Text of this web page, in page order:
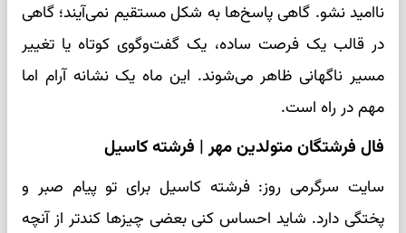
ناامید نشو. گاهی پاسخ‌ها به شکل مستقیم نمی‌آیند؛ گاهی
در قالب یک فرصت ساده، یک گفت‌وگوی کوتاه یا تغییر
مسیر ناگهانی ظاهر می‌شوند. این ماه یک نشانه آرام اما
مهم در راه است.
فال فرشتگان متولدین مهر | فرشته کاسیل
سایت سرگرمی روز: فرشته کاسیل برای تو پیام صبر و
پختگی دارد. شاید احساس کنی بعضی چیزها کندتر از آنچه